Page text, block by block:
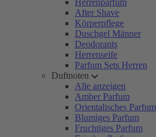
Herrenparfum
After Shave
Körperpflege
Duschgel Männer
Deodorants
Herrenseife
Parfum Sets Herren
Duftnoten
Alle anzeigen
Amber Parfum
Orientalisches Parfum
Blumiges Parfum
Fruchtiges Parfum